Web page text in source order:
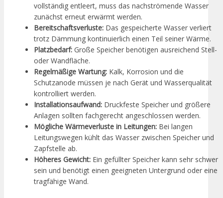
vollständig entleert, muss das nachströmende Wasser
zunächst erneut erwärmt werden.
Bereitschaftsverluste: Das gespeicherte Wasser verliert
trotz Dämmung kontinuierlich einen Teil seiner Wärme.
Platzbedarf: Große Speicher benötigen ausreichend Stell-
oder Wandfläche.
Regelmäßige Wartung: Kalk, Korrosion und die
Schutzanode müssen je nach Gerät und Wasserqualität
kontrolliert werden.
Installationsaufwand: Druckfeste Speicher und größere
Anlagen sollten fachgerecht angeschlossen werden.
Mögliche Wärmeverluste in Leitungen: Bei langen
Leitungswegen kühlt das Wasser zwischen Speicher und
Zapfstelle ab.
Höheres Gewicht: Ein gefüllter Speicher kann sehr schwer
sein und benötigt einen geeigneten Untergrund oder eine
tragfähige Wand.